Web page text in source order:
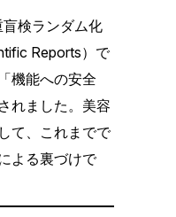
検ランダム化
Reports）で
機能への安全
れました。美容
て、これまでで
よる裏づけで